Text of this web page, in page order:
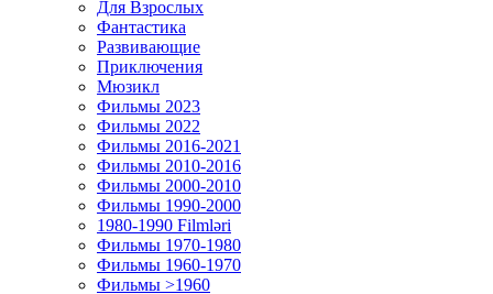
Для Взрослых
Фантастика
Развивающие
Приключения
Мюзикл
Фильмы 2023
Фильмы 2022
Фильмы 2016-2021
Фильмы 2010-2016
Фильмы 2000-2010
Фильмы 1990-2000
1980-1990 Filmləri
Фильмы 1970-1980
Фильмы 1960-1970
Фильмы >1960